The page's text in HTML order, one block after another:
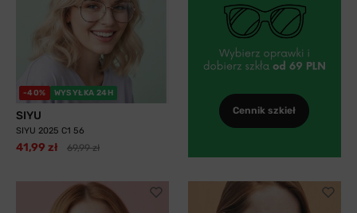
-40% WYSYŁKA 24H
SIYU
SIYU 2025 C1 56
41,99 zł 69,99 zł
Cennik szkieł